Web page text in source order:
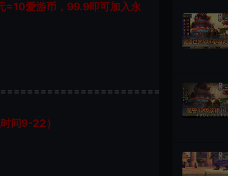
=10爱游币，99.9即可加入永
间9-22）